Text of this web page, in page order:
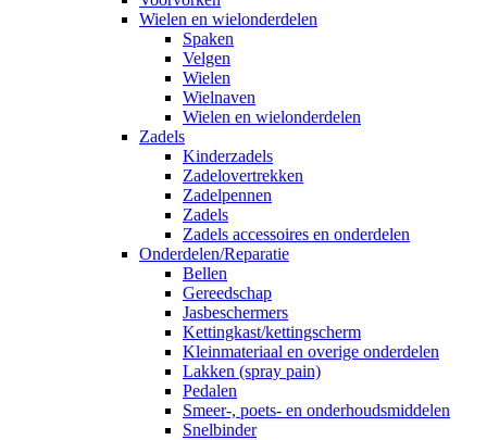
Wielen en wielonderdelen
Spaken
Velgen
Wielen
Wielnaven
Wielen en wielonderdelen
Zadels
Kinderzadels
Zadelovertrekken
Zadelpennen
Zadels
Zadels accessoires en onderdelen
Onderdelen/Reparatie
Bellen
Gereedschap
Jasbeschermers
Kettingkast/kettingscherm
Kleinmateriaal en overige onderdelen
Lakken (spray pain)
Pedalen
Smeer-, poets- en onderhoudsmiddelen
Snelbinder